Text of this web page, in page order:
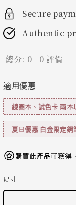
Secure
Authentic
總分: 0 - 0 評價
適用優惠
線圈本、試色卡 兩
夏日優惠 白金限定
購買此產品可獲得
尺寸